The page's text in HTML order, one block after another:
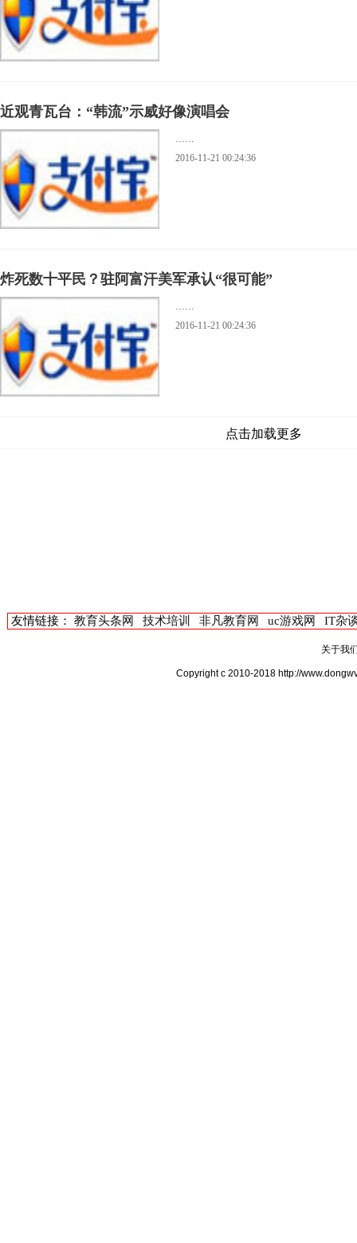
近观青瓦台：“韩流”示威好像演唱会
......
2016-11-21 00:24:36
炸死数十平民？驻阿富汗美军承认“很可能”
......
2016-11-21 00:24:36
点击加载更多
友情链接： 教育头条网 技术培训 非凡教育网 uc游戏网 IT杂
关于我
Copyright c 2010-2018 http://